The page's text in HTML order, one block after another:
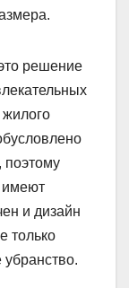
решение
имеют
и дизайн
только